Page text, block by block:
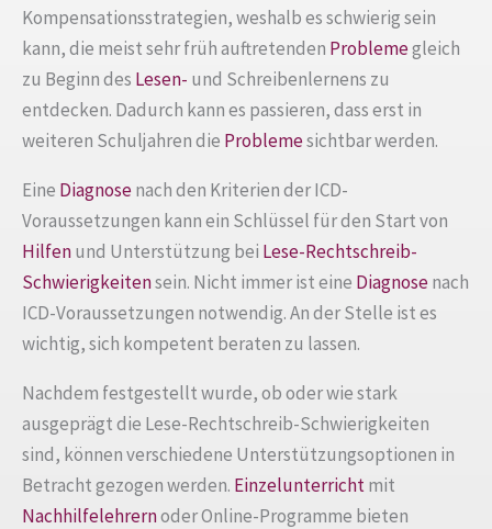
Kompensationsstrategien, weshalb es schwierig sein
kann, die meist sehr früh auftretenden Problemegleich
zu Beginn des Lesen- und Schreibenlernens zu
entdecken. Dadurch kann es passieren, dass erst in
weiteren Schuljahren die Problemesichtbar werden.
Eine Diagnosenach den Kriterien der ICD-
Voraussetzungen kann ein Schlüssel für den Start von
Hilfenund Unterstützung bei Lese-Rechtschreib-
Schwierigkeitensein. Nicht immer ist eine Diagnosenach
ICD-Voraussetzungen notwendig. An der Stelle ist es
wichtig, sich kompetent beraten zu lassen.
Nachdem festgestellt wurde, ob oder wie stark
ausgeprägt die Lese-Rechtschreib-Schwierigkeiten
sind, können verschiedene Unterstützungsoptionen in
Betracht gezogen werden. Einzelunterrichtmit
Nachhilfelehrernoder Online-Programme bieten